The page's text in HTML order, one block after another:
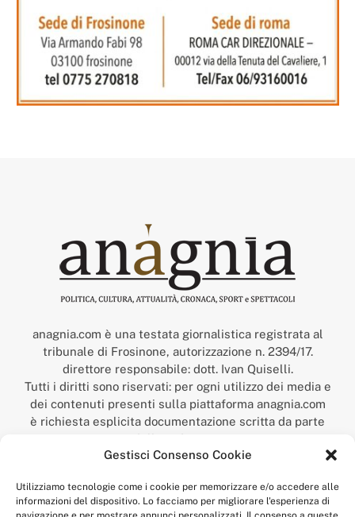
Gestisci Consenso Cookie
Utilizziamo tecnologie come i cookie per memorizzare e/o accedere alle
informazioni del dispositivo. Lo facciamo per migliorare l'esperienza di
anagnia.com è una testata giornalistica registrata al
tribunale di Frosinone, autorizzazione n. 2394/17.
direttore responsabile: dott. Ivan Quiselli.
Tutti i diritti sono riservati: per ogni utilizzo dei media e
dei contenuti presenti sulla piattaforma anagnia.com
è richiesta esplicita documentazione scritta da parte
della redazione.
“Anagnia” è un marchio registrato presso l’Ufficio Italiano
Economico,
num. registrazione: 302017000014044 del 9 febbraio 2017.